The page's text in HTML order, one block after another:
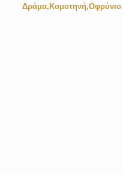
Δράμα,Κομοτηνή,Οφρύνιο